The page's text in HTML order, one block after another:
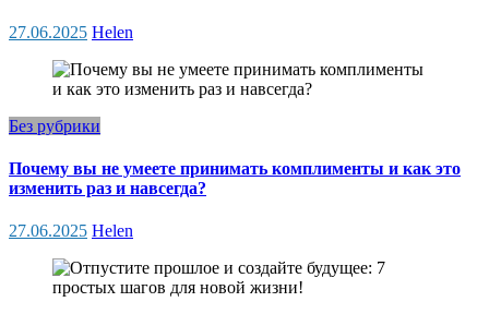
27.06.2025 Helen
Без рубрики
Почему вы не умеете принимать комплименты и как это
изменить раз и навсегда?
27.06.2025 Helen